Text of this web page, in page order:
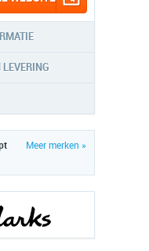
LEVERING
Meer merken »